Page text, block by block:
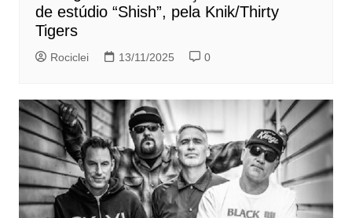
de estúdio “Shish”, pela Knik/Thirty
Tigers
Rociclei 13/11/2025 0